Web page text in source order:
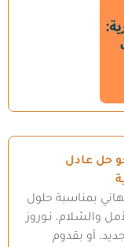
حل عادل
بمناسبة حلول
والسّلام، نـوروز
أو بقدوم